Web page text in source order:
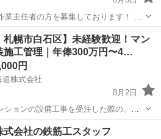
主任者の方を募集しております！ 島
ど 宿あり、食事付き 期間は半年から1
土木 足場
札幌市白石区】未経験歓迎！マン
施工管理｜年俸300万円〜4…
円
株式会社
8月2日
ョンの設備工事を受注した際の、各
水回りの部品交換、 キッチンの入替、
体的には】 現場にお
未経験
式会社の鉄筋工スタッフ